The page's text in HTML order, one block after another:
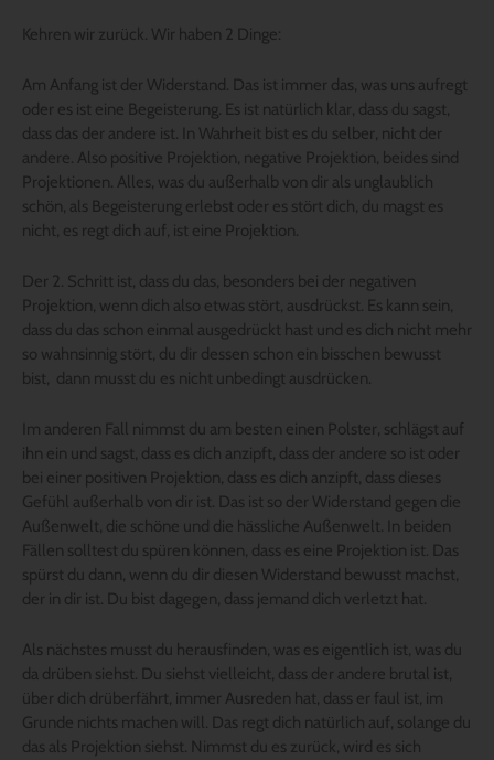
Kehren wir zurück. Wir haben 2 Dinge:
Am Anfang ist der Widerstand. Das ist immer das, was uns aufregt
oder es ist eine Begeisterung. Es ist natürlich klar, dass du sagst,
dass das der andere ist. In Wahrheit bist es du selber, nicht der
andere. Also positive Projektion, negative Projektion, beides sind
Projektionen. Alles, was du außerhalb von dir als unglaublich
schön, als Begeisterung erlebst oder es stört dich, du magst es
nicht, es regt dich auf, ist eine Projektion.
Der 2. Schritt ist, dass du das, besonders bei der negativen
Projektion, wenn dich also etwas stört, ausdrückst. Es kann sein,
dass du das schon einmal ausgedrückt hast und es dich nicht mehr
so wahnsinnig stört, du dir dessen schon ein bisschen bewusst
bist, dann musst du es nicht unbedingt ausdrücken.
Im anderen Fall nimmst du am besten einen Polster, schlägst auf
ihn ein und sagst, dass es dich anzipft, dass der andere so ist oder
bei einer positiven Projektion, dass es dich anzipft, dass dieses
Gefühl außerhalb von dir ist. Das ist so der Widerstand gegen die
Außenwelt, die schöne und die hässliche Außenwelt. In beiden
Fällen solltest du spüren können, dass es eine Projektion ist. Das
spürst du dann, wenn du dir diesen Widerstand bewusst machst,
der in dir ist. Du bist dagegen, dass jemand dich verletzt hat.
Als nächstes musst du herausfinden, was es eigentlich ist, was du
da drüben siehst. Du siehst vielleicht, dass der andere brutal ist,
über dich drüberfährt, immer Ausreden hat, dass er faul ist, im
Grunde nichts machen will. Das regt dich natürlich auf, solange du
das als Projektion siehst. Nimmst du es zurück, wird es sich